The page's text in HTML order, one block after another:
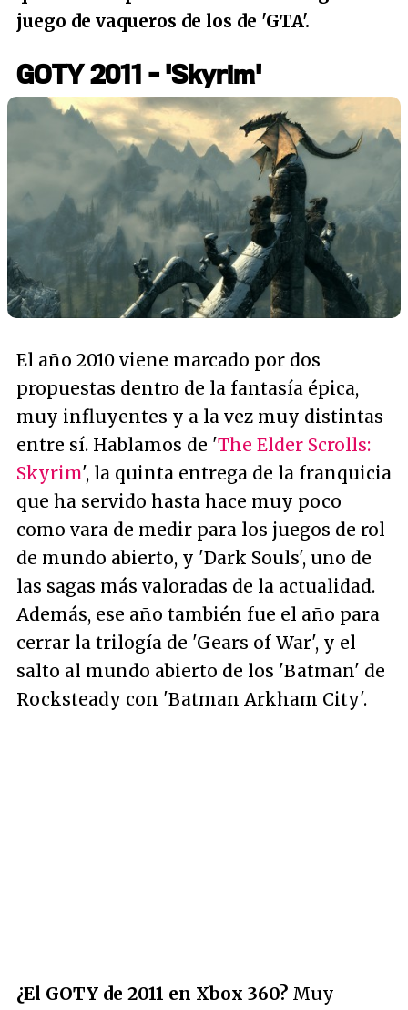
juego de vaqueros de los de 'GTA'.
GOTY 2011 - 'Skyrim'
El año 2010 viene marcado por dos
propuestas dentro de la fantasía épica,
muy influyentes y a la vez muy distintas
entre sí. Hablamos de 'The Elder Scrolls:
Skyrim', la quinta entrega de la franquicia
que ha servido hasta hace muy poco
como vara de medir para los juegos de rol
de mundo abierto, y 'Dark Souls', uno de
las sagas más valoradas de la actualidad.
Además, ese año también fue el año para
cerrar la trilogía de 'Gears of War', y el
salto al mundo abierto de los 'Batman' de
Rocksteady con 'Batman Arkham City'.
¿El GOTY de 2011 en Xbox 360? Muy